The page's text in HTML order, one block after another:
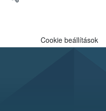
Cookie beállítások